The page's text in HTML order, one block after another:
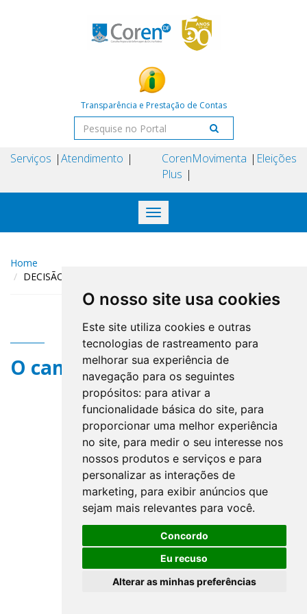
O nosso site usa cookies
Este site utiliza cookies e outras
tecnologias de rastreamento para
melhorar sua experiência de
navegação para os seguintes
propósitos: para ativar a
funcionalidade básica do site, para
proporcionar uma melhor experiência
no site, para medir o seu interesse nos
nossos produtos e serviços e para
personalizar as interações de
marketing, para exibir anúncios que
sejam mais relevantes para você.
Concordo
Eu recuso
Alterar as minhas preferências
Transparência e Prestação de Contas
Serviços Atendimento
Coren
Plus
Movimenta Eleições
Toggle
navigation
Home
DECISÃO COREN-DF N° 184 DE 27 DE AGOSTO DE 2024
O campo title não existe.